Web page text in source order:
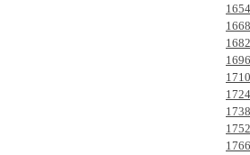
1654
1668
1682
1696
1710
1724
1738
1752
1766